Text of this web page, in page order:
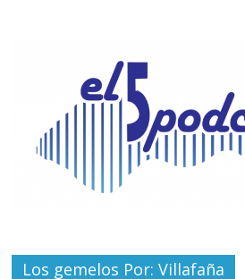
Los gemelos Por: Villafaña